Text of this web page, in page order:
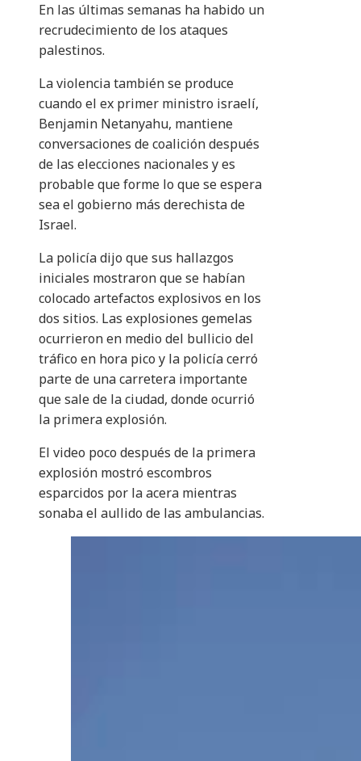
En las últimas semanas ha habido un
recrudecimiento de los ataques
palestinos.
La violencia también se produce
cuando el ex primer ministro israelí,
Benjamin Netanyahu, mantiene
conversaciones de coalición después
de las elecciones nacionales y es
probable que forme lo que se espera
sea el gobierno más derechista de
Israel.
La policía dijo que sus hallazgos
iniciales mostraron que se habían
colocado artefactos explosivos en los
dos sitios. Las explosiones gemelas
ocurrieron en medio del bullicio del
tráfico en hora pico y la policía cerró
parte de una carretera importante
que sale de la ciudad, donde ocurrió
la primera explosión.
El video poco después de la primera
explosión mostró escombros
esparcidos por la acera mientras
sonaba el aullido de las ambulancias.